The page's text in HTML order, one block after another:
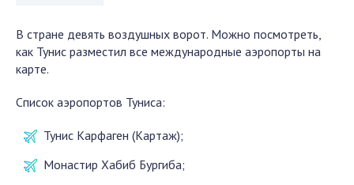
В стране девять воздушных ворот. Можно посмотреть,
как Тунис разместил все международные аэропорты на
карте.
Список аэропортов Туниса:
Тунис Карфаген (Картаж);
Монастир Хабиб Бургиба;